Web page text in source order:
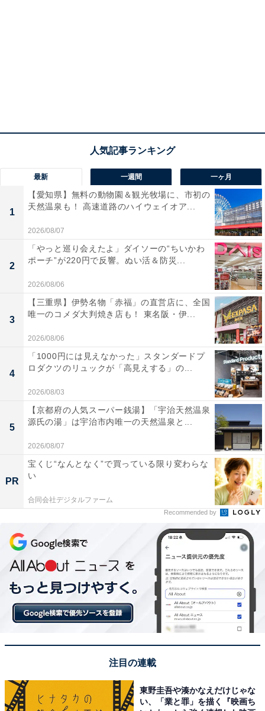
最新 一週間 一ヶ月
1
【愛知県】無料の動物園＆観光牧場に、市初の
天然温泉も！ 高速道路のハイウェイオア...
2026/08/07
2
「やっと巡り会えたよ」ダイソーの“ちいかわ
ポーチ”が220円で反響。ぬい活＆防災...
2026/08/06
3
【三重県】伊勢名物「赤福」の直営店に、全国
唯一のコメダ大判焼き店も！ 東名阪・伊...
2026/08/06
4
「1000円には見えなかった」スタンダードプ
ロダクツのリュックが「高見えする」の...
2026/08/03
5
【京都府の人気スーパー銭湯】「宇治天然温泉
源氏の湯」は宇治市内唯一の天然温泉と...
2026/08/07
PR
宝くじ“なんとなく”で買っている限り変わらな
い
合同会社デジタルファーム
Recommended by
注目の連載
東野圭吾や湊かなえだけじゃな
い、「業と罪」を描く『映画ち